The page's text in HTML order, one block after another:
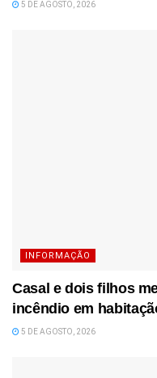
5 DE AGOSTO, 2026
INFORMAÇÃO
Casal e dois filhos
incêndio em
5 DE AGOSTO, 2026